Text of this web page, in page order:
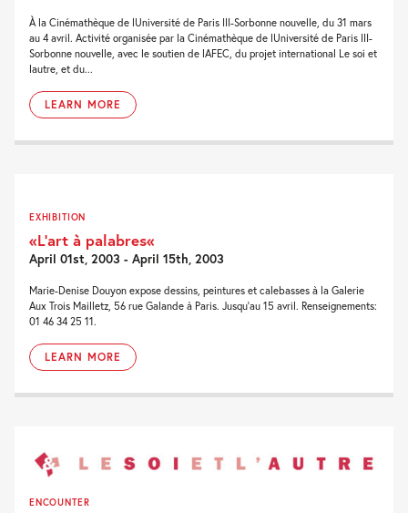
À la Cinémathèque de lUniversité de Paris III-Sorbonne nouvelle, du 31 mars
au 4 avril. Activité organisée par la Cinémathèque de lUniversité de Paris III-
Sorbonne nouvelle, avec le soutien de lAFEC, du projet international Le soi et
lautre, et du...
LEARN MORE
EXHIBITION
«L’art à palabres«
April 01st, 2003 - April 15th, 2003
Marie-Denise Douyon expose dessins, peintures et calebasses à la Galerie
Aux Trois Mailletz, 56 rue Galande à Paris. Jusqu'au 15 avril. Renseignements:
01 46 34 25 11.
LEARN MORE
ENCOUNTER